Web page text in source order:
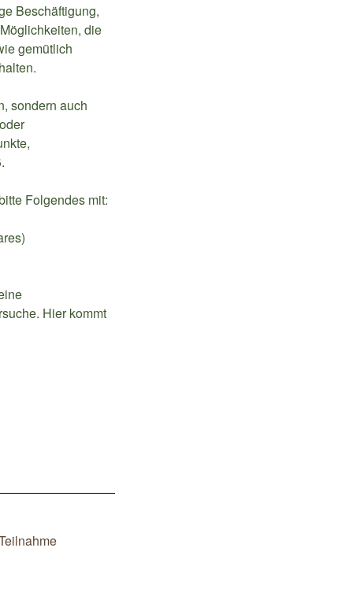
Beschäftigung,
die
gemütlich
sondern auch
Folgendes mit:
Hier kommt